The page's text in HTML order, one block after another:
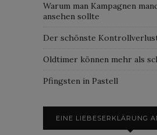
Warum man Kampagnen
ansehen sollte
Der schönste
Oldtimer können mehr als
Pfingsten in Pastell
EINE LIEBESERKLÄRUNG